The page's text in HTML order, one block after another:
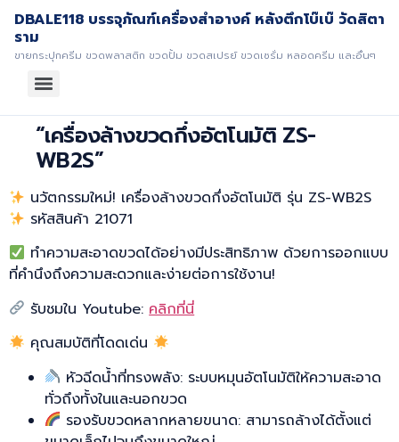
DBALE118 บรรจุภัณฑ์เครื่องสำอางค์ หลังตึกโบ๊เบ๊ วัดสิตา
ราม
ขายกระปุกครีม ขวดพลาสติก ขวดปั้ม ขวดสเปรย์ ขวดเซรั่ม หลอดครีม และอื่นๆ
“เครื่องล้างขวดกึ่งอัตโนมัติ ZS-
WB2S”
นวัตกรรมใหม่! เครื่องล้างขวดกึ่งอัตโนมัติ รุ่น ZS-WB2S
รหัสสินค้า 21071
ทำความสะอาดขวดได้อย่างมีประสิทธิภาพ ด้วยการออกแบบ
ที่คำนึงถึงความสะดวกและง่ายต่อการใช้งาน!
รับชมใน Youtube: คลิกที่นี่
คุณสมบัติที่โดดเด่น
หัวฉีดน้ำที่ทรงพลัง: ระบบหมุนอัตโนมัติให้ความสะอาด
ทั่วถึงทั้งในและนอกขวด
รองรับขวดหลากหลายขนาด: สามารถล้างได้ตั้งแต่